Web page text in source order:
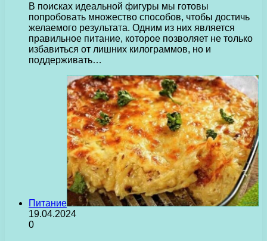
В поисках идеальной фигуры мы готовы
попробовать множество способов, чтобы достичь
желаемого результата. Одним из них является
правильное питание, которое позволяет не только
избавиться от лишних килограммов, но и
поддерживать…
Питание
19.04.2024
0